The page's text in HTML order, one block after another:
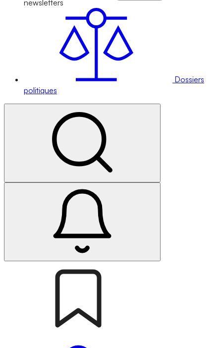
newsletters
Dossiers
politiques